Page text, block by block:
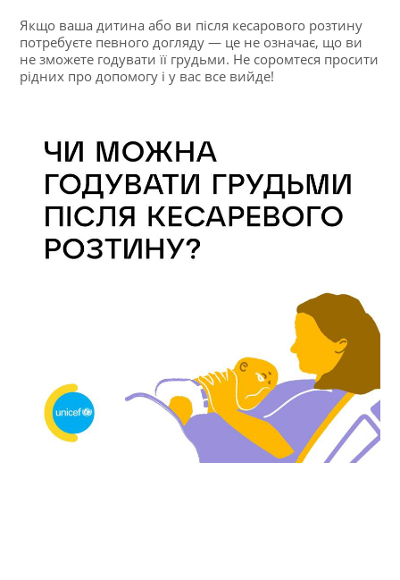
Якщо ваша дитина або ви після кесарового розтину
потребуєте певного догляду — це не означає, що ви
не зможете годувати її грудьми. Не соромтеся просити
рідних про допомогу і у вас все вийде!